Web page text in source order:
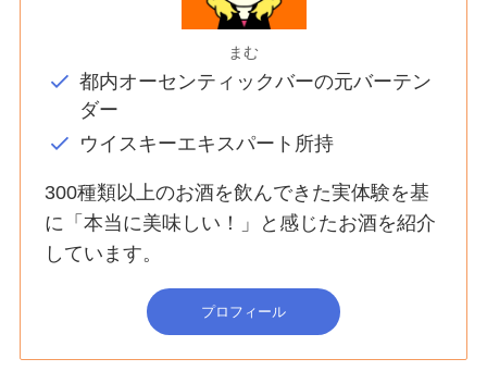
まむ
都内オーセンティックバーの元バーテン
ダー
ウイスキーエキスパート所持
300種類以上のお酒を飲んできた実体験を基
に「本当に美味しい！」と感じたお酒を紹介
しています。
プロフィール